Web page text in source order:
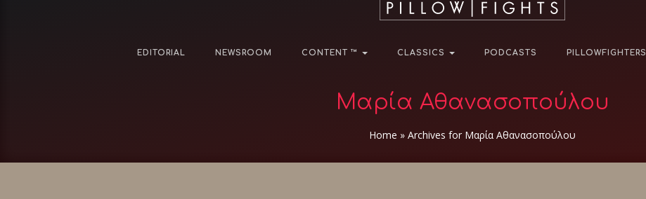
EDITORIAL NEWSROOM CONTENT ™ CLASSICS PODCASTS PILLOWFIGHTERS
Μαρία Αθανασοπούλου
Home » Archives for Μαρία Αθανασοπούλου